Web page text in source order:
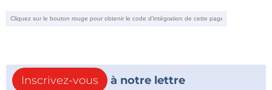
Inscrivez-vous
à notre lettre